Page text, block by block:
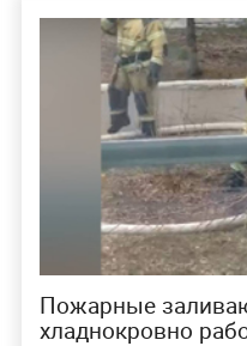
Пожарные
хладнокровно